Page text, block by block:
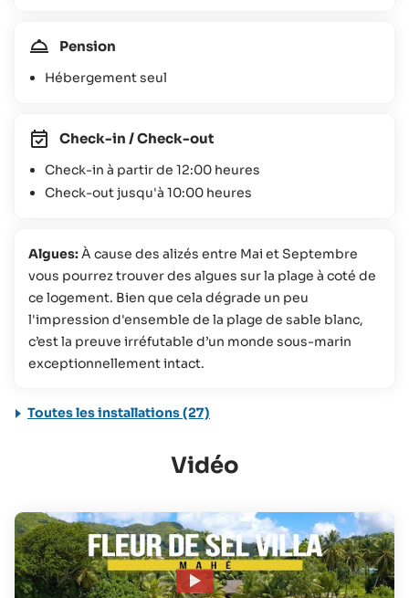
Pension
Hébergement seul
Check-in / Check-out
Check-in à partir de 12:00 heures
Check-out jusqu'à 10:00 heures
Algues:À cause des alizés entre Mai et Septembre
vous pourrez trouver des algues sur la plage à coté de
ce logement. Bien que cela dégrade un peu
l'impression d'ensemble de la plage de sable blanc,
c’est la preuve irréfutable d’un monde sous-marin
exceptionnellement intact.
Toutes les installations (27)
Vidéo